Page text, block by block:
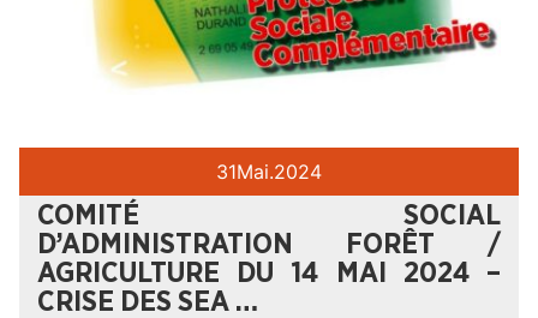
31Mai.2024
COMITÉ SOCIAL
D’ADMINISTRATION FORÊT /
AGRICULTURE DU 14 MAI 2024 –
CRISE DES SEA …